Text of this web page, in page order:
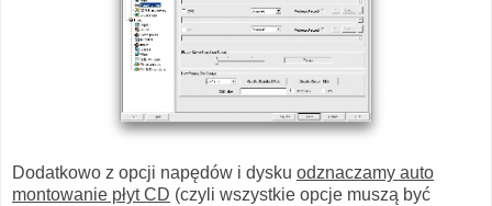
Dodatkowo z opcji napędów i dysku odznaczamy auto
montowanie płyt CD (czyli wszystkie opcje muszą być